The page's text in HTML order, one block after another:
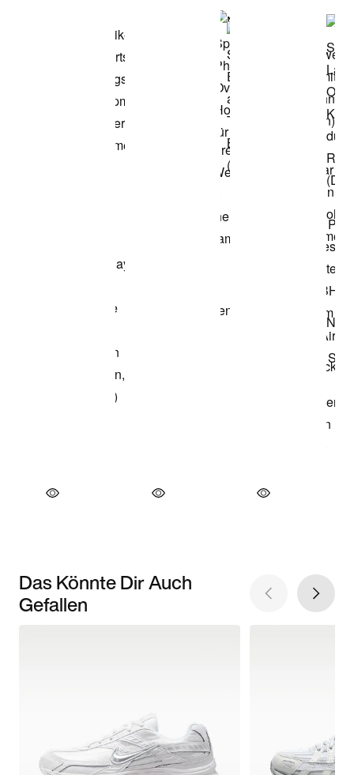
Das Könnte Dir Auch
Gefallen